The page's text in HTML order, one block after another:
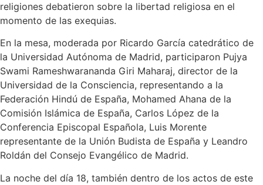
religiones debatieron sobre la libertad religiosa en el
momento de las exequias.
En la mesa, moderada por Ricardo García catedrático de
la Universidad Autónoma de Madrid, participaron Pujya
Swami Rameshwarananda Giri Maharaj, director de la
Universidad de la Consciencia, representando a la
Federación Hindú de España, Mohamed Ahana de la
Comisión Islámica de España, Carlos López de la
Conferencia Episcopal Española, Luis Morente
representante de la Unión Budista de España y Leandro
Roldán del Consejo Evangélico de Madrid.
La noche del día 18, también dentro de los actos de este